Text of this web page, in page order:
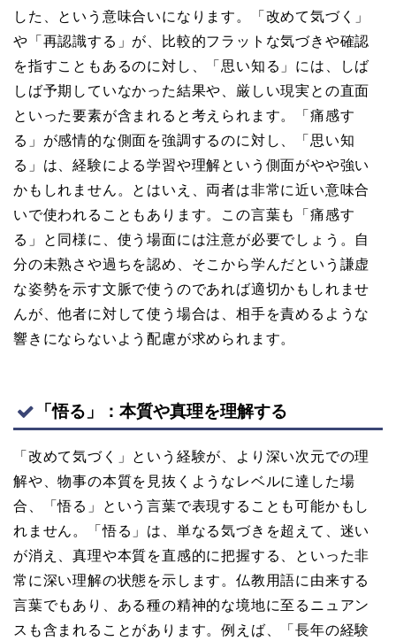
した、という意味合いになります。「改めて気づく」
や「再認識する」が、比較的フラットな気づきや確認
を指すこともあるのに対し、「思い知る」には、しば
しば予期していなかった結果や、厳しい現実との直面
といった要素が含まれると考えられます。「痛感す
る」が感情的な側面を強調するのに対し、「思い知
る」は、経験による学習や理解という側面がやや強い
かもしれません。とはいえ、両者は非常に近い意味合
いで使われることもあります。この言葉も「痛感す
る」と同様に、使う場面には注意が必要でしょう。自
分の未熟さや過ちを認め、そこから学んだという謙虚
な姿勢を示す文脈で使うのであれば適切かもしれませ
んが、他者に対して使う場合は、相手を責めるような
響きにならないよう配慮が求められます。
「悟る」：本質や真理を理解する
「改めて気づく」という経験が、より深い次元での理
解や、物事の本質を見抜くようなレベルに達した場
合、「悟る」という言葉で表現することも可能かもし
れません。「悟る」は、単なる気づきを超えて、迷い
が消え、真理や本質を直感的に把握する、といった非
常に深い理解の状態を示します。仏教用語に由来する
言葉でもあり、ある種の精神的な境地に至るニュアン
スも含まれることがあります。例えば、「長年の経験